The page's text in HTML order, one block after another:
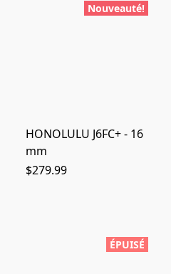
Nouveauté!
HONOLULU J6FC+ - 16
mm
$279.99
ÉPUISÉ